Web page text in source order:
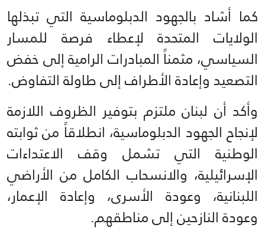
كما أشاد بالجهود الدبلوماسية التي تبذلها
الولايات المتحدة لإعطاء فرصة للمسار
السياسي، مثمناً المبادرات الرامية إلى خفض
التصعيد وإعادة الأطراف إلى طاولة التفاوض.
وأكد أن لبنان ملتزم بتوفير الظروف اللازمة
لإنجاح الجهود الدبلوماسية، انطلاقاً من ثوابته
الوطنية التي تشمل وقف الاعتداءات
الإسرائيلية، والانسحاب الكامل من الأراضي
اللبنانية، وعودة الأسرى، وإعادة الإعمار،
وعودة النازحين إلى مناطقهم.